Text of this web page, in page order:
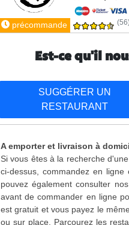
précommande
Est-ce qu'il
SUGGÉRER UN
RESTAURANT
A emporter et livraison à
Si vous êtes à la recherche
ci-dessus, commandez en
pouvez également consulter
avant de commander en ligne
est gratuit et vous payez le
ou sur place. Parcourez les